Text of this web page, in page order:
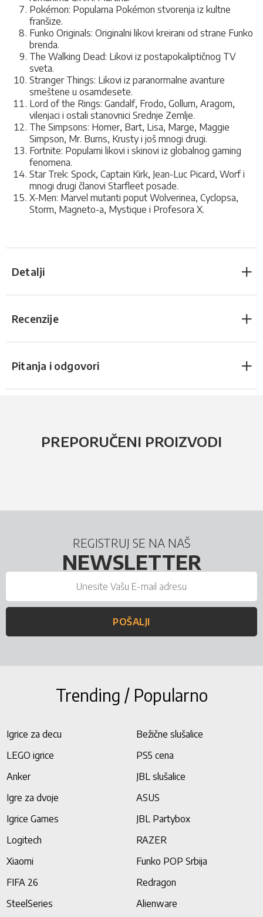
Pokémon: Popularna Pokémon stvorenja iz kultne
franšize.
Funko Originals: Originalni likovi kreirani od strane Funko
brenda.
The Walking Dead: Likovi iz postapokaliptičnog TV
sveta.
Stranger Things: Likovi iz paranormalne avanture
smeštene u osamdesete.
Lord of the Rings: Gandalf, Frodo, Gollum, Aragorn,
vilenjaci i ostali stanovnici Srednje Zemlje.
The Simpsons: Homer, Bart, Lisa, Marge, Maggie
Simpson, Mr. Burns, Krusty i još mnogi drugi.
Fortnite: Popularni likovi i skinovi iz globalnog gaming
fenomena.
Star Trek: Spock, Captain Kirk, Jean-Luc Picard, Worf i
mnogi drugi članovi Starfleet posade.
X-Men: Marvel mutanti poput Wolverinea, Cyclopsa,
Storm, Magneto-a, Mystique i Profesora X.
Detalji
Recenzije
Pitanja i odgovori
PREPORUČENI PROIZVODI
REGISTRUJ SE NA NAŠ
NEWSLETTER
POŠALJI
Trending / Popularno
Igrice za decu
Bežične slušalice
LEGO igrice
PS5 cena
Anker
JBL slušalice
Igre za dvoje
ASUS
Igrice Games
JBL Partybox
Logitech
RAZER
Xiaomi
Funko POP Srbija
FIFA 26
Redragon
SteelSeries
Alienware